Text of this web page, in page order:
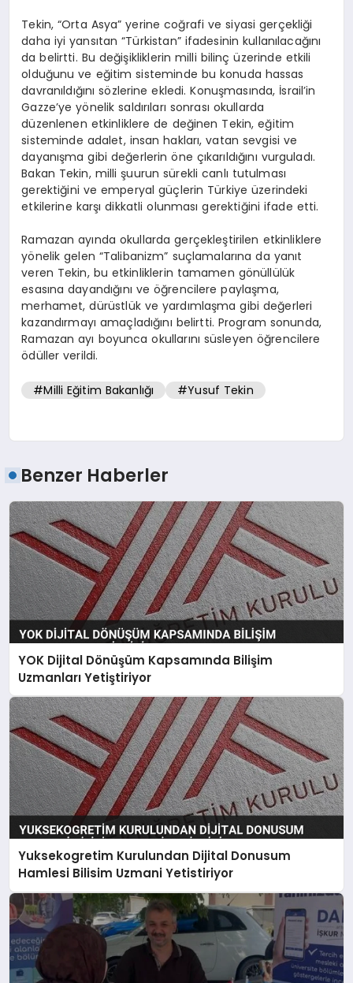
Tekin, “Orta Asya” yerine coğrafi ve siyasi gerçekliği
daha iyi yansıtan “Türkistan” ifadesinin kullanılacağını
da belirtti. Bu değişikliklerin milli bilinç üzerinde etkili
olduğunu ve eğitim sisteminde bu konuda hassas
davranıldığını sözlerine ekledi. Konuşmasında, İsrail’in
Gazze’ye yönelik saldırıları sonrası okullarda
düzenlenen etkinliklere de değinen Tekin, eğitim
sisteminde adalet, insan hakları, vatan sevgisi ve
dayanışma gibi değerlerin öne çıkarıldığını vurguladı.
Bakan Tekin, milli şuurun sürekli canlı tutulması
gerektiğini ve emperyal güçlerin Türkiye üzerindeki
etkilerine karşı dikkatli olunması gerektiğini ifade etti.
Ramazan ayında okullarda gerçekleştirilen etkinliklere
yönelik gelen “Talibanizm” suçlamalarına da yanıt
veren Tekin, bu etkinliklerin tamamen gönüllülük
esasına dayandığını ve öğrencilere paylaşma,
merhamet, dürüstlük ve yardımlaşma gibi değerleri
kazandırmayı amaçladığını belirtti. Program sonunda,
Ramazan ayı boyunca okullarını süsleyen öğrencilere
ödüller verildi.
#Milli Eğitim Bakanlığı #Yusuf Tekin
Benzer Haberler
YOK Dijital Dönüşüm Kapsamında Bilişim
Uzmanları Yetiştiriyor
Yuksekogretim Kurulundan Dijital Donusum
Hamlesi Bilisim Uzmani Yetistiriyor